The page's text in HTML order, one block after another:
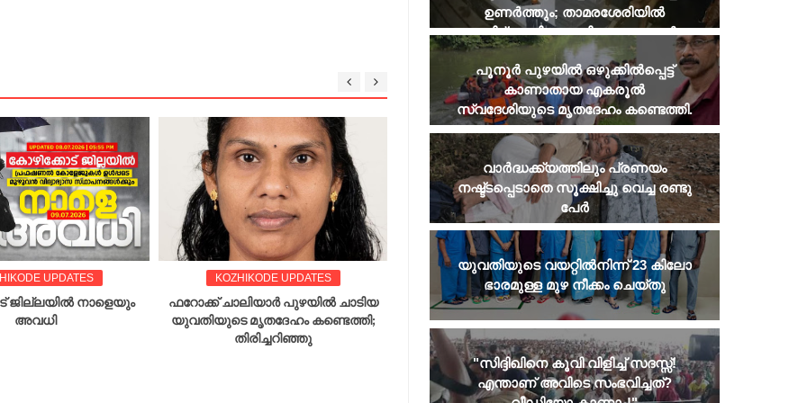
UPDATES
ജില്ലയിൽ നാളെയും
അവധി
KOZHIKODE UPDATES
ഫറോക്ക് ചാലിയാർ പുഴയിൽ ചാടിയ
യുവതിയുടെ മൃതദേഹം കണ്ടെത്തി;
തിരിച്ചറിഞ്ഞു
HOME MINISTER
ലഹരിക്കെതിരെ മുഴുവന്‍
ജനങ്ങളെയും അണിനിരത്തും;
മന്ത്രി രമേശ് ചെന്നിത്തല
ഓപറേഷന്‍ തൂഫാന്‍ പദ്ധതിയുടെ
ജില്ലാതല ഉദ്ഘാടനം ആഭ്യന്തര
മന്ത്രി നിര്‍വഹിച്ചു
KOZHIKODE UPDATES
കോഴിക്കോട്
ബസ്റ്റാൻഡിൽ
രണ്ടുപേർ പിടിയിൽ
ഉണർത്തും; താമരശേരിയിൽ
പരിഭ്രാന്തി പരത്തി അജ്ഞാതൻ
​പൂനൂർ പുഴയിൽ ഒഴുക്കിൽപ്പെട്ട്
കാണാതായ എകരൂൽ
സ്വദേശിയുടെ മൃതദേഹം കണ്ടെത്തി.
വാർദ്ധക്ക്യത്തിലും പ്രണയം
നഷ്ട്ടപ്പെടാതെ സൂക്ഷിച്ചു വെച്ച രണ്ടു
പേർ
യുവതിയുടെ വയറ്റില്‍നിന്ന് 23 കിലോ
ഭാരമുള്ള മുഴ നീക്കം ചെയ്തു
​"സിദ്ദിഖിനെ കൂവി വിളിച്ച് സദസ്സ്!
എന്താണ് അവിടെ സംഭവിച്ചത്?